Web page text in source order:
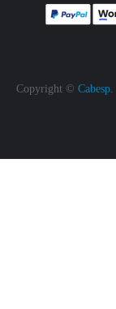
Copyright © Cabesp.